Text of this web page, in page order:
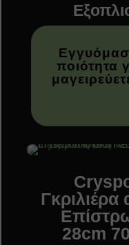
ποιότητα
28cm